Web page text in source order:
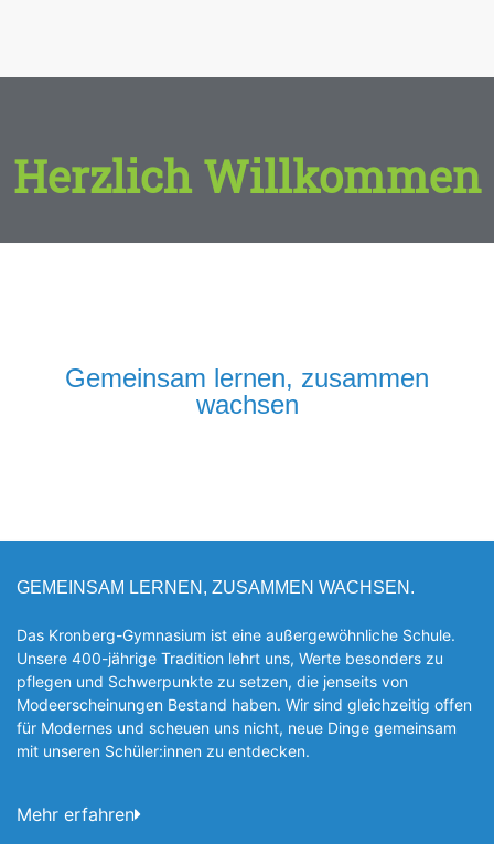
Herzlich Willkommen
Gemeinsam lernen, zusammen
wachsen
GEMEINSAM LERNEN, ZUSAMMEN WACHSEN.
Das Kronberg-Gymnasium ist eine außergewöhnliche Schule.
Unsere 400-jährige Tradition lehrt uns, Werte besonders zu
pflegen und Schwerpunkte zu setzen, die jen­seits von
Modeerscheinungen Be­stand haben. Wir sind gleichzeitig offen
für Modernes und scheuen uns nicht, neue Dinge gemeinsam
mit unseren Schüler:innen zu entde­cken.
Mehr erfahren